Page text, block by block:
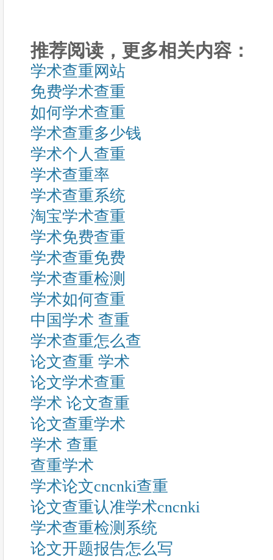
推荐阅读，更多相关内容：
学术查重网站
免费学术查重
如何学术查重
学术查重多少钱
学术个人查重
学术查重率
学术查重系统
淘宝学术查重
学术免费查重
学术查重免费
学术查重检测
学术如何查重
中国学术 查重
学术查重怎么查
论文查重 学术
论文学术查重
学术 论文查重
论文查重学术
学术 查重
查重学术
学术论文cncnki查重
论文查重认准学术cncnki
学术查重检测系统
论文开题报告怎么写